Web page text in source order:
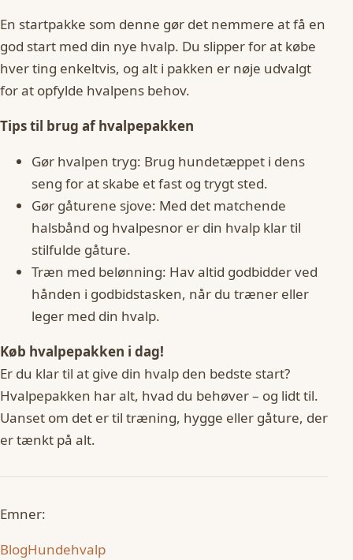
En startpakke som denne gør det nemmere at få en
god start med din nye hvalp. Du slipper for at købe
hver ting enkeltvis, og alt i pakken er nøje udvalgt
for at opfylde hvalpens behov.
Tips til brug af hvalpepakken
Gør hvalpen tryg: Brug hundetæppet i dens
seng for at skabe et fast og trygt sted.
Gør gåturene sjove: Med det matchende
halsbånd og hvalpesnor er din hvalp klar til
stilfulde gåture.
Træn med belønning: Hav altid godbidder ved
hånden i godbidstasken, når du træner eller
leger med din hvalp.
Køb hvalpepakken i dag!
Er du klar til at give din hvalp den bedste start?
Hvalpepakken har alt, hvad du behøver – og lidt til.
Uanset om det er til træning, hygge eller gåture, der
er tænkt på alt.
Emner:
BlogHundehvalp